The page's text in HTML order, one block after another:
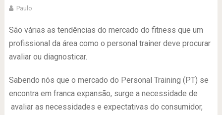
Paulo
São várias as tendências do mercado do fitness que um
profissional da área como o personal trainer deve procurar
avaliar ou diagnosticar.
Sabendo nós que o mercado do Personal Training (PT) se
encontra em franca expansão, surge a necessidade de
avaliar as necessidades e expectativas do consumidor,